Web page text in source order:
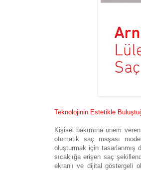
Teknolojinin Estetikle
Kişisel bakımına önem
otomatik saç maşası
oluşturmak için tasarlanmış
sıcaklığa erişen saç
ekranlı ve dijital göstergeli